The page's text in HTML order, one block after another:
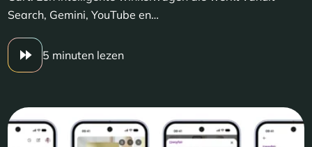
Search, Gemini, YouTube en…
5 minuten lezen